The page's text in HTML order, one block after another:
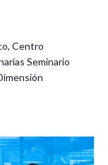
Centro
Seminario